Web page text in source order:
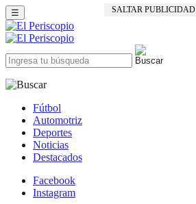
SALTAR PUBLICIDAD
☰
Fútbol
Automotriz
Deportes
Noticias
Destacados
Facebook
Instagram